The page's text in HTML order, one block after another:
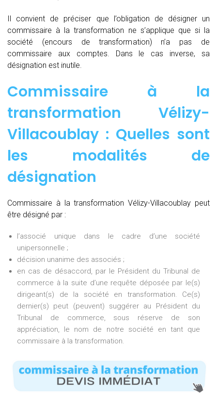
Il convient de préciser que l’obligation de désigner un
commissaire à la transformation ne s’applique que si la
société (encours de transformation) n’a pas de
commissaire aux comptes. Dans le cas inverse, sa
désignation est inutile.
Commissaire à la
transformation Vélizy-
Villacoublay : Quelles sont
les modalités de
désignation
Commissaire à la transformation Vélizy-Villacoublay peut
être désigné par :
l’associé unique dans le cadre d’une société
unipersonnelle ;
décision unanime des associés ;
en cas de désaccord, par le Président du Tribunal de
commerce à la suite d’une requête déposée par le(s)
dirigeant(s) de la société en transformation. Ce(s)
dernier(s) peut (peuvent) suggérer au Président du
Tribunal de commerce, sous réserve de son
appréciation, le nom de notre société en tant que
commissaire à la transformation.